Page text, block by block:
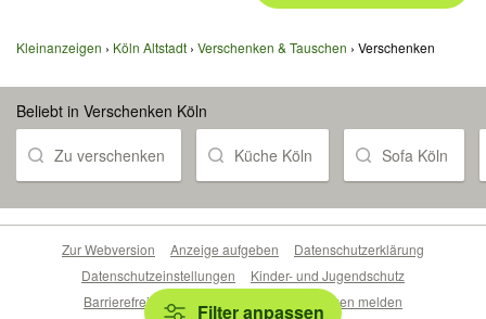
Kleinanzeigen Köln Altstadt Verschenken & Tauschen Verschenken
Beliebt in Verschenken Köln
Zu verschenken Küche Köln Sofa Köln
Filter anpassen
Zur Webversion Anzeige aufgeben
Datenschutzerklärung
Datenschutzeinstellungen
Kinder- und Jugendschutz
Barrierefreiheitserklärung
Sicherheitslücken melden